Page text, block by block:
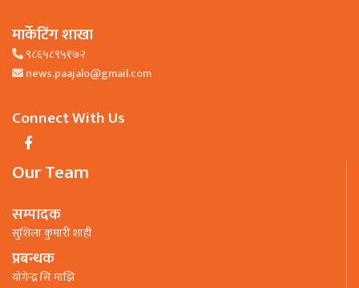
मार्केटिंग शाखा
९८६५८९५१७२
news.paajalo@gmail.com
Connect With Us
Our Team
सम्पादक
सुशिला कुमारी शाही
प्रबन्धक
याेगेन्द्र सिं माझि